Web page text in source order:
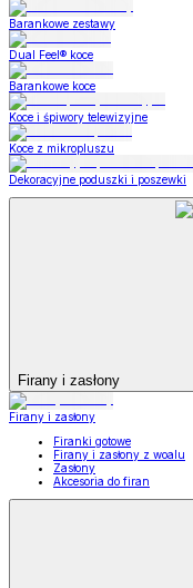
Barankowe zestawy
Dual Feel® koce
Barankowe koce
Koce i śpiwory telewizyjne
Koce z mikropluszu
Dekoracyjne poduszki i poszewki
Firany i zasłony
Firany i zasłony
Firanki gotowe
Firany i zasłony z woalu
Zasłony
Akcesoria do firan